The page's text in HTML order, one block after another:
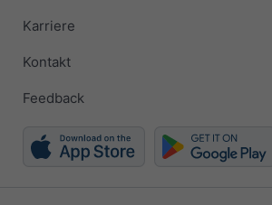
Karriere
Kontakt
Feedback